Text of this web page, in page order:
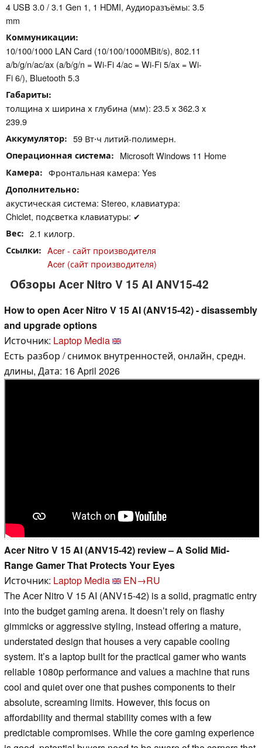
4 USB 3.0 / 3.1 Gen 1, 1 HDMI, Аудиоразъёмы: 3.5
mm
Коммуникации
10/100/1000 LAN Card (10/100/1000MBit/s), 802.11
a/b/g/n/ac/ax (a/b/g/n = Wi-Fi 4/ac = Wi-Fi 5/ax = Wi-
Fi 6/), Bluetooth 5.3
Габариты
толщина х ширина х глубина (мм): 23.5 x 362.3 x
239.9
Аккумулятор 59 Вт⋅ч литий-полимерн.
Операционная система Microsoft Windows 11 Home
Камера Фронтальная камера: Yes
Дополнительно
акустическая система: Stereo, клавиатура:
Chiclet, подсветка клавиатуры: ✔
Вес 2.1 килогр.
Ссылки
Acer - сайт производителя
Acer (сайт производителя)
Обзоры Acer Nitro V 15 AI ANV15-42
How to open Acer Nitro V 15 AI (ANV15-42) - disassembly
and upgrade options
Источник: Laptop Media
Есть разбор / снимок внутренностей, онлайн, средн.
длины, Дата: 16 April 2026
Acer Nitro V 15 AI (ANV15-42) review – A Solid Mid-
Range Gamer That Protects Your Eyes
Источник: Laptop Media
EN→RU
The Acer Nitro V 15 AI (ANV15-42) is a solid, pragmatic entry
into the budget gaming arena. It doesn’t rely on flashy
gimmicks or aggressive styling, instead offering a mature,
understated design that houses a very capable cooling
system. It’s a laptop built for the practical gamer who wants
reliable 1080p performance and values a machine that runs
cool and quiet over one that pushes components to their
absolute, screaming limits. However, this focus on
affordability and thermal stability comes with a few
predictable compromises. While the core gaming experience